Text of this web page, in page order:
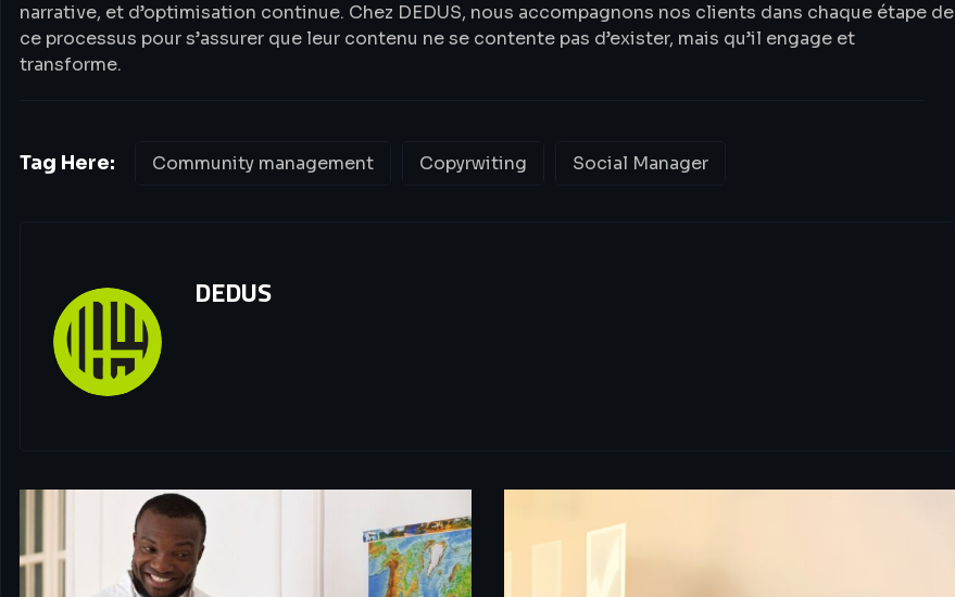
narrative, et d’optimisation continue. Chez DEDUS, nous accompagnons nos clients dans chaque étape de
ce processus pour s’assurer que leur contenu ne se contente pas d’exister, mais qu’il engage et
transforme.
Tag Here: Community management Copyrwiting Social Manager
DEDUS